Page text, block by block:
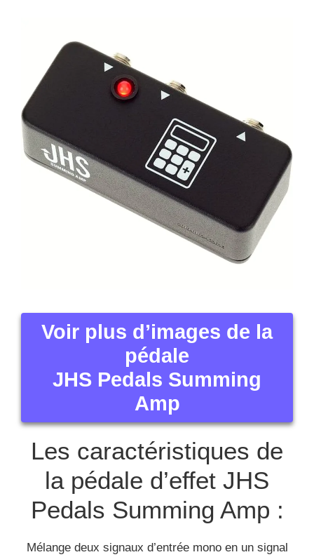
Voir plus d’images de la
pédale
JHS Pedals Summing
Amp
Les caractéristiques de
la pédale d’effet JHS
Pedals Summing Amp :
Mélange deux signaux d’entrée mono en un signal